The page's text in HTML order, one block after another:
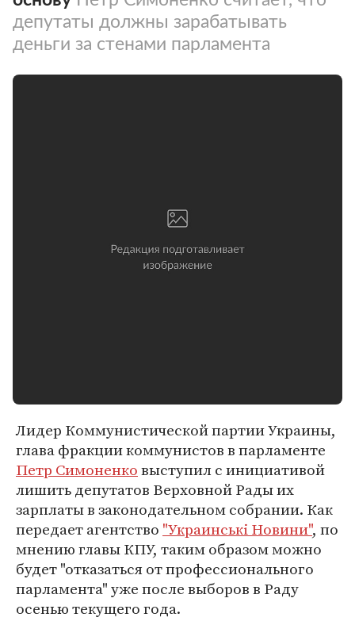
депутаты должны зарабатывать
деньги за стенами парламента
Лидер Коммунистической партии Украины,
глава фракции коммунистов в парламенте
Петр Симоненковыступил с инициативой
лишить депутатов Верховной Рады их
зарплаты в законодательном собрании. Как
передает агентство "Украинські Новини", по
мнению главы КПУ, таким образом можно
будет "отказаться от профессионального
парламента" уже после выборов в Раду
осенью текущего года.